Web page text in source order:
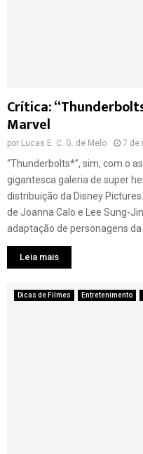
Crítica:
Marvel
por Lucas E. C. G. de Melo 7 de
“Thunderbolts*”, sim, com o
gigantesca galeria de super
distribuição da Disney
de Joanna Calo e Lee Sung-
adaptação de personagens da
Leia mais
Dicas de Filmes Entretenimento